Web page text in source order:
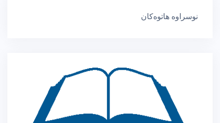
نوسراوە هاتوەکان